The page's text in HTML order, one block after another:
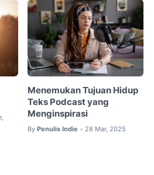
Menemukan Tujuan Hidup
Teks Podcast yang
Menginspirasi
By Penulis Indie • 28 Mar, 2025